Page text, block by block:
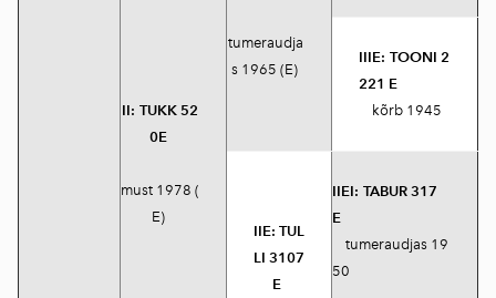
II: TUKK 52
0E
must 1978 (
E)
tumeraudja
s 1965 (E)
IIIE: TOONI 2
221 E
kõrb 1945
IIE: TUL
LI 3107
E
IIEI: TABUR 317
E
tumeraudjas 19
50